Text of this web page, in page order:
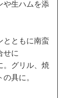
や生ハムを添
とともに南蛮
せに
。グリル、焼
具に。